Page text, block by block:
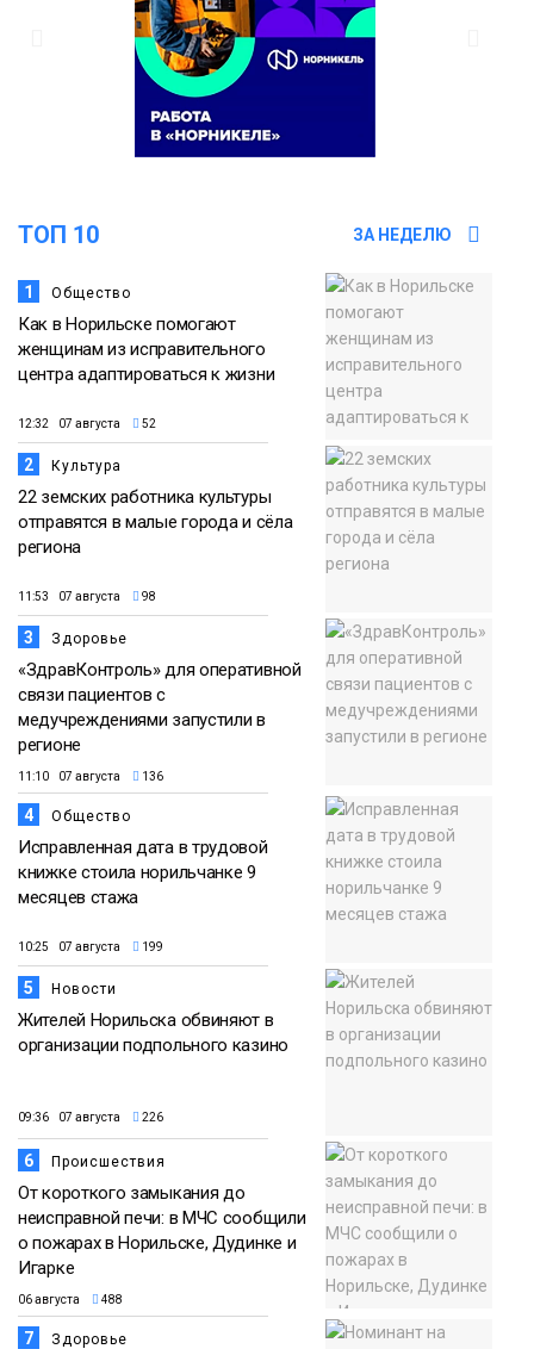
ТОП 10 ЗА НЕДЕЛЮ
1 Общество
Как в Норильске помогают
женщинам из исправительного
центра адаптироваться к жизни
12:32 07 августа 52
2 Культура
22 земских работника культуры
отправятся в малые города и сёла
региона
11:53 07 августа 98
3 Здоровье
«ЗдравКонтроль» для оперативной
связи пациентов с
медучреждениями запустили в
регионе
11:10 07 августа 136
4 Общество
Исправленная дата в трудовой
книжке стоила норильчанке 9
месяцев стажа
10:25 07 августа 199
5 Новости
Жителей Норильска обвиняют в
организации подпольного казино
09:36 07 августа 226
6 Происшествия
От короткого замыкания до
неисправной печи: в МЧС сообщили
о пожарах в Норильске, Дудинке и
Игарке
06 августа 488
7 Здоровье